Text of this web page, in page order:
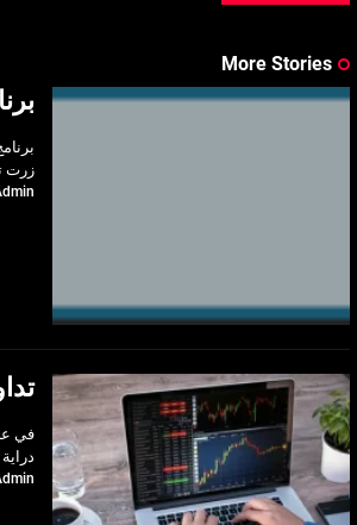
More Stories
زرت
في